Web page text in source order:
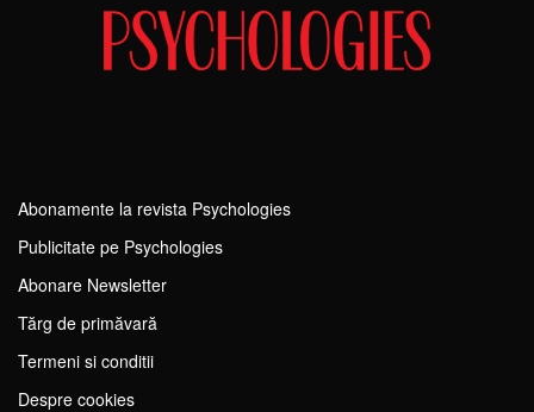
Abonamente la revista Psychologies
Publicitate pe Psychologies
Abonare Newsletter
Tărg de primăvară
Termeni si conditii
Despre cookies